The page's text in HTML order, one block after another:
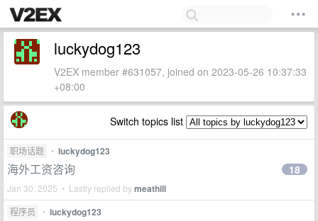
luckydog123
V2EX member #631057, joined on 2023-05-26 10:37:33
+08:00
Switch topics list
职场话题 • luckydog123
海外工资咨询
Jan 30, 2025 • Lastly replied bymeathill
18
程序员 • luckydog123